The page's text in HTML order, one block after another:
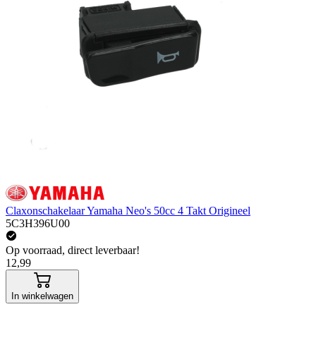
Claxonschakelaar Yamaha Neo's 50cc 4 Takt Origineel
5C3H396U00
Op voorraad, direct leverbaar!
12,99
In winkelwagen